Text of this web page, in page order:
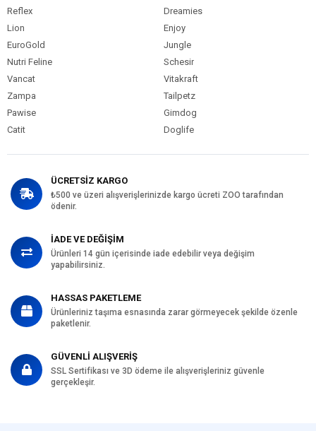
Reflex
Dreamies
Lion
Enjoy
EuroGold
Jungle
Nutri Feline
Schesir
Vancat
Vitakraft
Zampa
Tailpetz
Pawise
Gimdog
Catit
Doglife
ÜCRETSİZ KARGO
₺500 ve üzeri alışverişlerinizde kargo ücreti ZOO tarafından
ödenir.
İADE VE DEĞİŞİM
Ürünleri 14 gün içerisinde iade edebilir veya değişim
yapabilirsiniz.
HASSAS PAKETLEME
Ürünleriniz taşıma esnasında zarar görmeyecek şekilde özenle
paketlenir.
GÜVENLİ ALIŞVERİŞ
SSL Sertifikası ve 3D ödeme ile alışverişleriniz güvenle
gerçekleşir.